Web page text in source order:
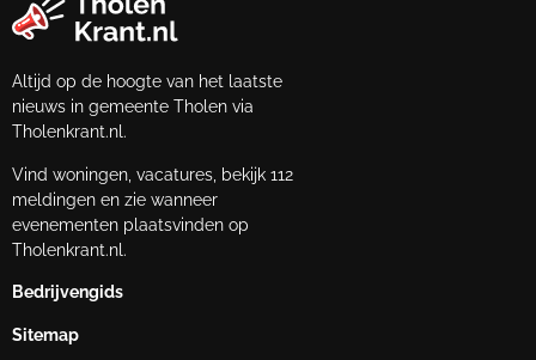
Altijd op de hoogte van het laatste
nieuws in gemeente Tholen via
Tholenkrant.nl.
Vind woningen, vacatures, bekijk 112
meldingen en zie wanneer
evenementen plaatsvinden op
Tholenkrant.nl.
Bedrijvengids
Sitemap